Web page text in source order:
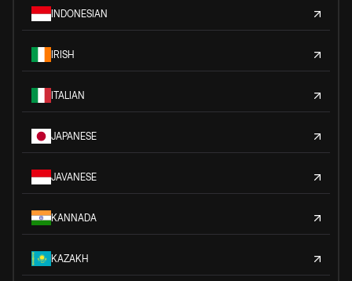
INDONESIAN
IRISH
ITALIAN
JAPANESE
JAVANESE
KANNADA
KAZAKH